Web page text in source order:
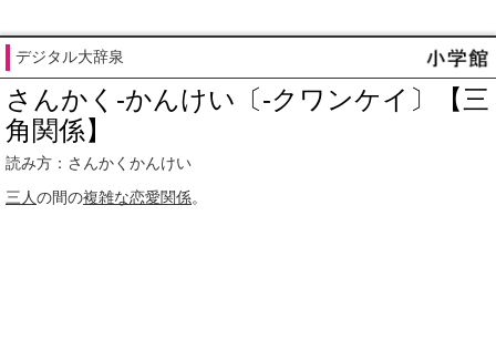
デジタル大辞泉
さんかく‐かんけい〔‐クワンケイ〕【三
角関係】
読み方：さんかくかんけい
三人の間の複雑な恋愛関係。